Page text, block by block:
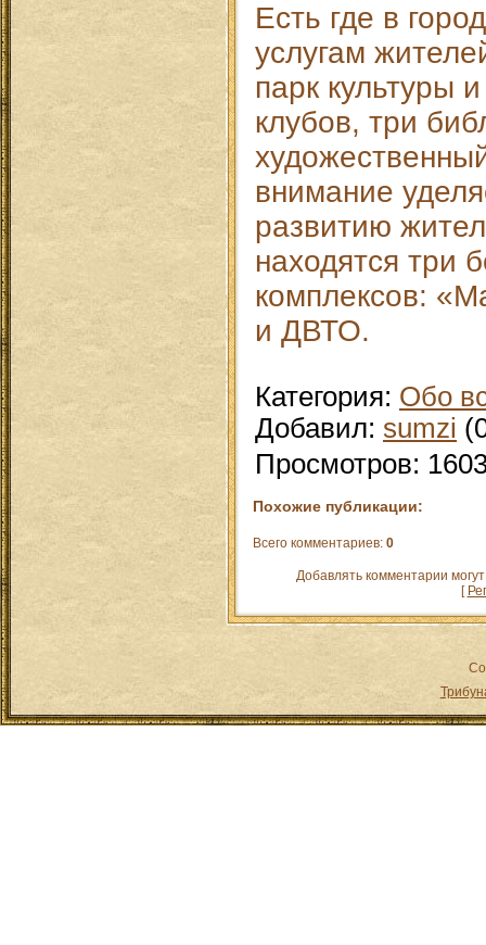
Есть где в
услугам
парк культуры
клубов, три
внимание
развитию
находятся три
комплексов:
и ДВТО.
Категория: Обо
Добавил: sumzi
Просмотров:
Похожие публикации:
Всего комментариев: 0
Добавлять комментарии
[